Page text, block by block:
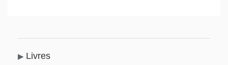
Livres